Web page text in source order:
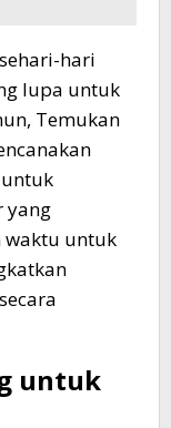
hari
lupa untuk
Temukan
yang
waktu untuk
untuk